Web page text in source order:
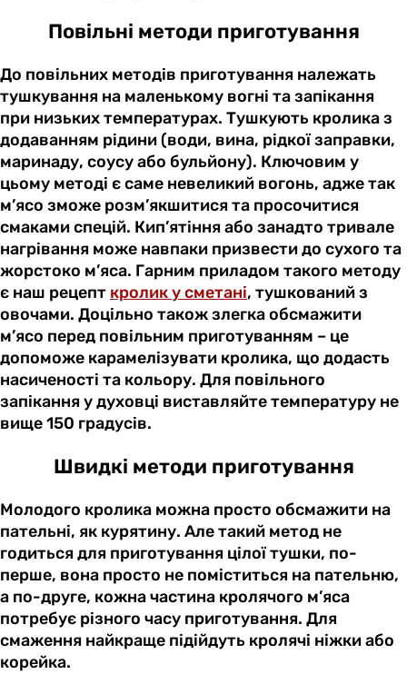
Повільні методи приготування
До повільних методів приготування належать
тушкування на маленькому вогні та запікання
при низьких температурах. Тушкують кролика з
додаванням рідини (води, вина, рідкої заправки,
маринаду, соусу або бульйону). Ключовим у
цьому методі є саме невеликий вогонь, адже так
м’ясо зможе розм’якшитися та просочитися
смаками спецій. Кип’ятіння або занадто тривале
нагрівання може навпаки призвести до сухого та
жорстоко м’яса. Гарним приладом такого методу
є наш рецепт кролик у сметані, тушкований з
овочами. Доцільно також злегка обсмажити
м’ясо перед повільним приготуванням – це
допоможе карамелізувати кролика, що додасть
насиченості та кольору. Для повільного
запікання у духовці виставляйте температуру не
вище 150 градусів.
Швидкі методи приготування
Молодого кролика можна просто обсмажити на
пательні, як курятину. Але такий метод не
годиться для приготування цілої тушки, по-
перше, вона просто не поміститься на пательню,
а по-друге, кожна частина кролячого м’яса
потребує різного часу приготування. Для
смаження найкраще підійдуть кролячі ніжки або
корейка.